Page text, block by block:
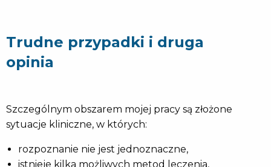
Trudne przypadki i druga
opinia
Szczególnym obszarem mojej pracy są złożone
sytuacje kliniczne, w których:
rozpoznanie nie jest jednoznaczne,
istnieje kilka możliwych metod leczenia,